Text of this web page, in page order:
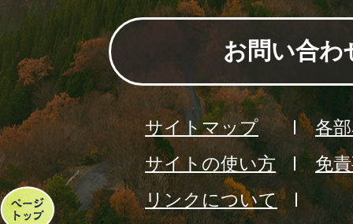
ペ
お問い合わ
サイトマップ
各
サイトの使い方
免
リンクについて